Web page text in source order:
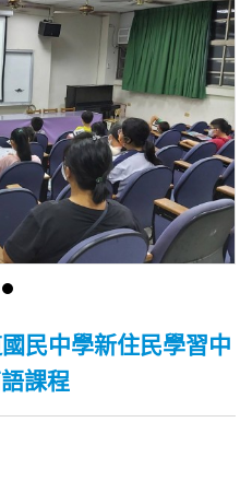
民中學新住民學習中
課程